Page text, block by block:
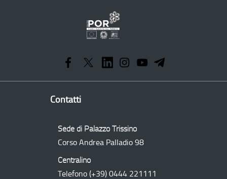
Operativo
Regionale
Contatti
Sede di Palazzo Trissino
Corso Andrea Palladio 98
Centralino
Telefono (+39) 0444 221111